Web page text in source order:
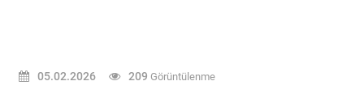
05.02.2026 209 Görüntülenme